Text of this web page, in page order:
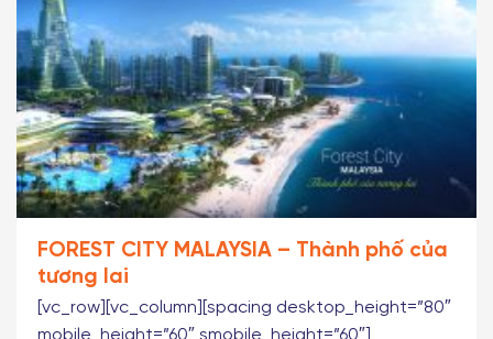
FOREST CITY MALAYSIA – Thành phố của
tương lai